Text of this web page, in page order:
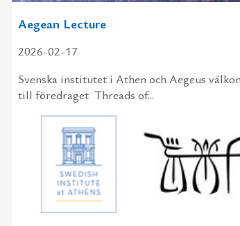
Aegean Lecture
2026-02-17
Svens­ka in­sti­tu­tet i Athen och Ae­geus
till fö­re­dra­get Threads of...